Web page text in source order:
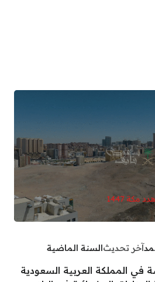
آخر تحديثالسنة الماضية
المملكة العربية السعودية